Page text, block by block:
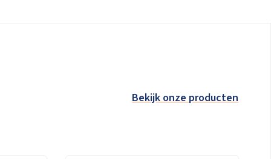
Bekijk onze producten